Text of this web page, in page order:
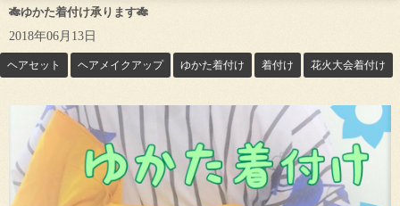
🎋ゆかた着付け承ります🎋
2018年06月13日
ヘアセット ヘアメイクアップ ゆかた着付け 着付け 花火大会着付け